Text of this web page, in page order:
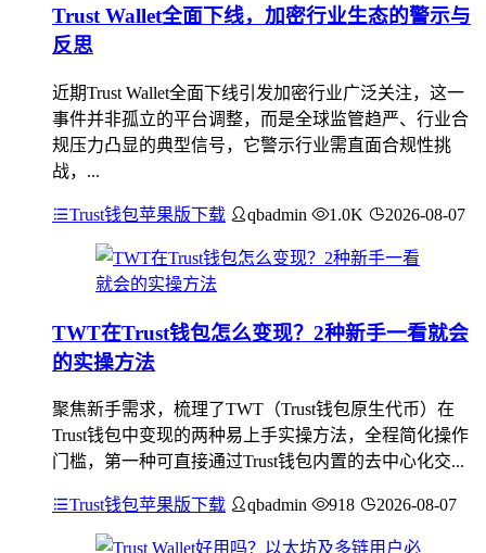
Trust Wallet全面下线，加密行业生态的警示与
反思
近期Trust Wallet全面下线引发加密行业广泛关注，这一
事件并非孤立的平台调整，而是全球监管趋严、行业合
规压力凸显的典型信号，它警示行业需直面合规性挑
战，...
Trust钱包苹果版下载 qbadmin 1.0K 2026-08-07
TWT在Trust钱包怎么变现？2种新手一看就会
的实操方法
聚焦新手需求，梳理了TWT（Trust钱包原生代币）在
Trust钱包中变现的两种易上手实操方法，全程简化操作
门槛，第一种可直接通过Trust钱包内置的去中心化交...
Trust钱包苹果版下载 qbadmin 918 2026-08-07